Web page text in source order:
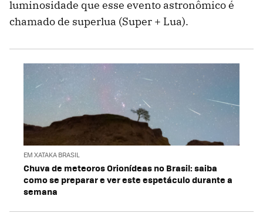
luminosidade que esse evento astronômico é
chamado de superlua (Super + Lua).
EM XATAKA BRASIL
Chuva de meteoros Orionídeas no Brasil: saiba
como se preparar e ver este espetáculo durante a
semana